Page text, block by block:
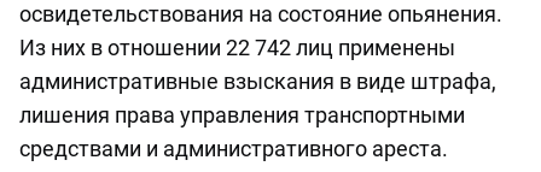
освидетельствования на состояние опьянения.
Из них в отношении 22 742 лиц применены
административные взыскания в виде штрафа,
лишения права управления транспортными
средствами и административного ареста.